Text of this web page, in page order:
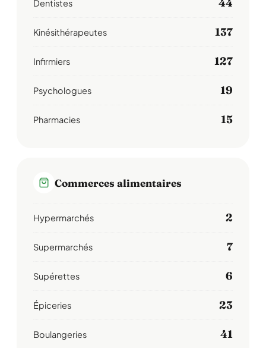
Dentistes
Kinésithérapeutes 137
Infirmiers 127
Psychologues 19
Pharmacies 15
Commerces alimentaires
Hypermarchés 2
Supermarchés 7
Supérettes 6
Épiceries 23
Boulangeries 41